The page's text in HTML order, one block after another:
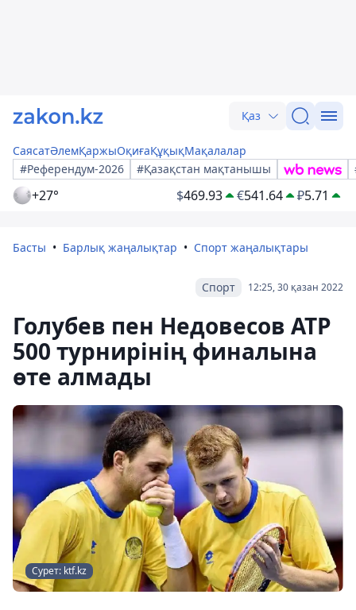
Қаз
СаясатӘлемҚаржыОқиғаҚұқықМақалалар
#Референдум-2026
#Қазақстан мақтанышы
+27° $469.93 €541.64 ₽5.71
Басты Барлық жаңалықтар Спорт жаңалықтары
12:25, 30 қазан 2022
Спорт
Голубев пен Недовесов АТР
500 турнирінің финалына
өте алмады
Сурет: ktf.kz